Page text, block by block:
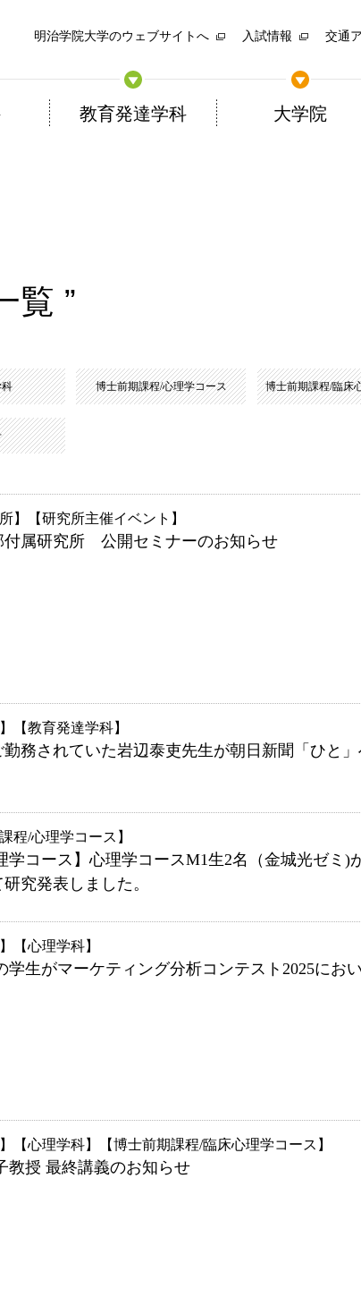
教育発達学科 大学院
明治学院大学のウェブサイトへ 入試情報 交通
覧
博士前期課程/心理学コース 博士前期課程/臨床
研究所主催イベント
属研究所 公開セミナーのお知らせ
教育発達学科
務されていた岩辺泰吏先生が朝日新聞「ひと
程/心理学コース
学コース】心理学コースM1生2名（金城光ゼミ)
究発表しました。
心理学科
学生がマーケティング分析コンテスト2025にお
心理学科 博士前期課程/臨床心理学コース
教授 最終講義のお知らせ